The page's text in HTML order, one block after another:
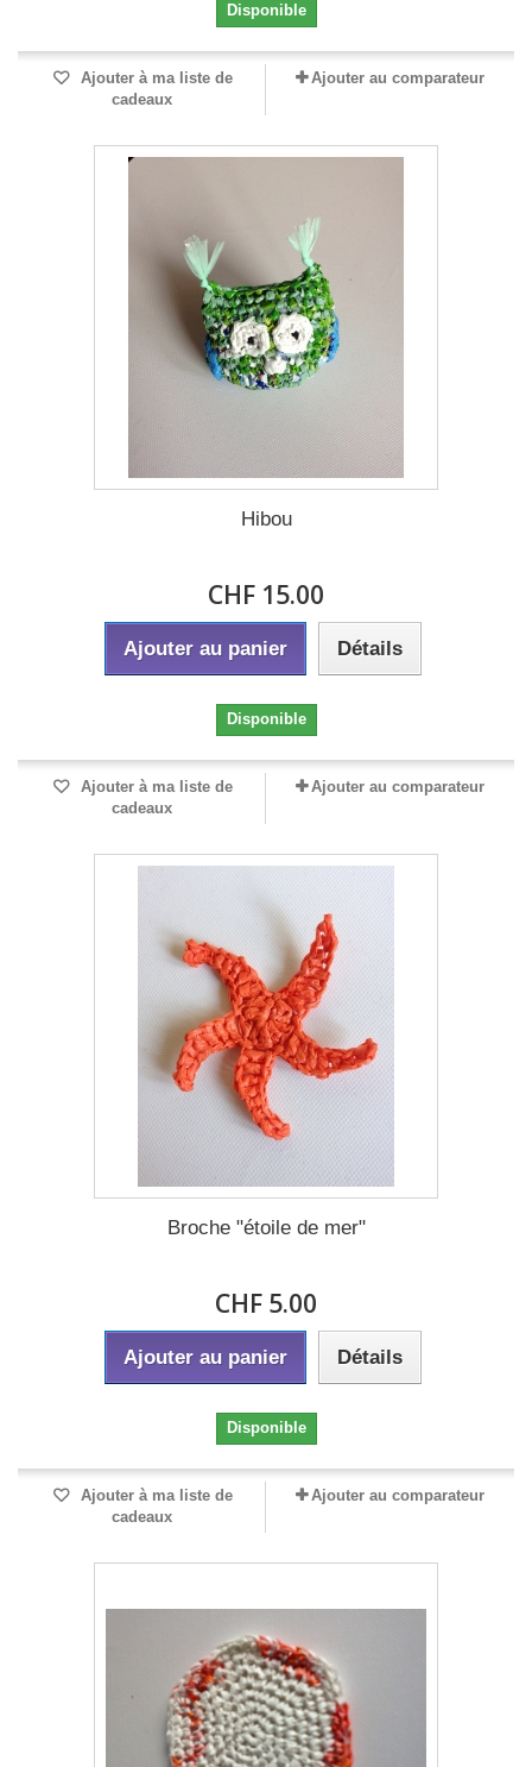
Disponible
Ajouter à ma liste de
cadeaux
Ajouter au comparateur
Hibou
CHF 15.00
Ajouter au panier Détails
Disponible
Ajouter à ma liste de
cadeaux
Ajouter au comparateur
Broche "étoile de mer"
CHF 5.00
Ajouter au panier Détails
Disponible
Ajouter à ma liste de
cadeaux
Ajouter au comparateur